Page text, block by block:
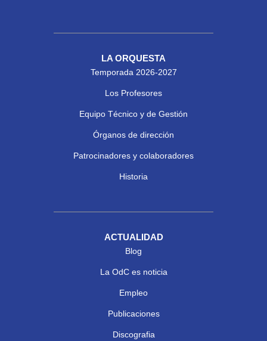
LA ORQUESTA
Temporada 2026-2027
Los Profesores
Equipo Técnico y de Gestión
Órganos de dirección
Patrocinadores y colaboradores
Historia
ACTUALIDAD
Blog
La OdC es noticia
Empleo
Publicaciones
Discografia